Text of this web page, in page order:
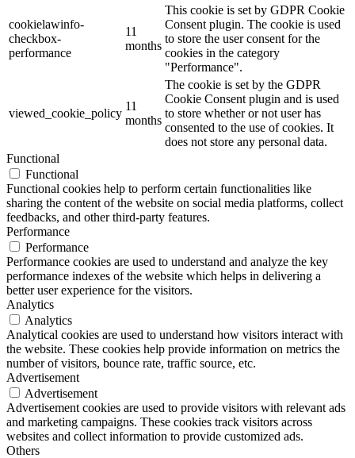
cookielawinfo-
checkbox-
performance
11
months
This cookie is set by GDPR Cookie
Consent plugin. The cookie is used
to store the user consent for the
cookies in the category
"Performance".
viewed_cookie_policy
11
months
The cookie is set by the GDPR
Cookie Consent plugin and is used
to store whether or not user has
consented to the use of cookies. It
does not store any personal data.
Functional
Functional
Functional cookies help to perform certain functionalities like
sharing the content of the website on social media platforms, collect
feedbacks, and other third-party features.
Performance
Performance
Performance cookies are used to understand and analyze the key
performance indexes of the website which helps in delivering a
better user experience for the visitors.
Analytics
Analytics
Analytical cookies are used to understand how visitors interact with
the website. These cookies help provide information on metrics the
number of visitors, bounce rate, traffic source, etc.
Advertisement
Advertisement
Advertisement cookies are used to provide visitors with relevant ads
and marketing campaigns. These cookies track visitors across
websites and collect information to provide customized ads.
Others